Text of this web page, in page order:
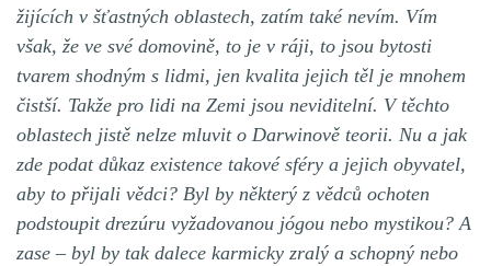
žijících v šťastných oblastech, zatím také nevím. Vím
však, že ve své domovině, to je v ráji, to jsou bytosti
tvarem shodným s lidmi, jen kvalita jejich těl je mnohem
čistší. Takže pro lidi na Zemi jsou neviditelní. V těchto
oblastech jistě nelze mluvit o Darwinově teorii. Nu a jak
zde podat důkaz existence takové sféry a jejich obyvatel,
aby to přijali vědci? Byl by některý z vědců ochoten
podstoupit drezúru vyžadovanou jógou nebo mystikou? A
zase – byl by tak dalece karmicky zralý a schopný nebo